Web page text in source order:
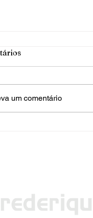
um comentário